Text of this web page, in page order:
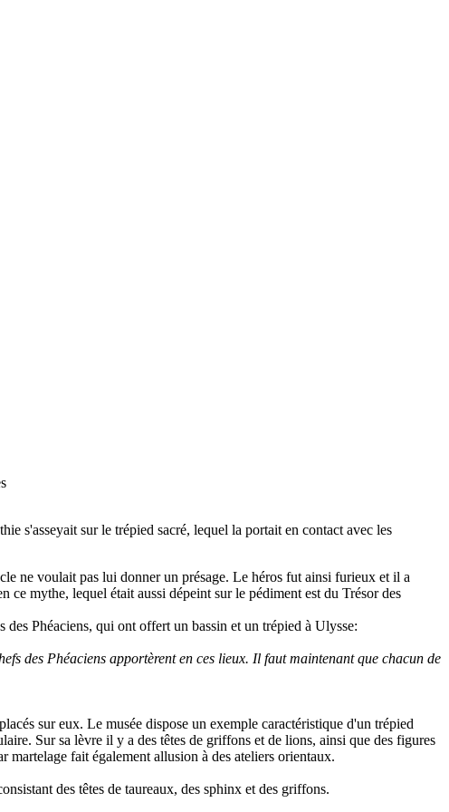
s'asseyait sur le trépied sacré, lequel la portait en contact avec les
ne voulait pas lui donner un présage. Le héros fut ainsi furieux et il a
ce mythe, lequel était aussi dépeint sur le pédiment est du Trésor des
Phéaciens, qui ont offert un bassin et un trépied à Ulysse:
des Phéaciens apportèrent en ces lieux. Il faut maintenant que chacun de
sur eux. Le musée dispose un exemple caractéristique d'un trépied
Sur sa lèvre il y a des têtes de griffons et de lions, ainsi que des figures
fait également allusion à des ateliers orientaux.
des têtes de taureaux, des sphinx et des griffons.